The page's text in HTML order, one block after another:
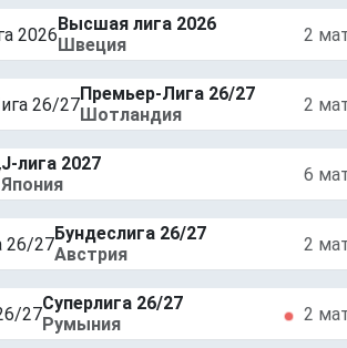
Высшая лига 2026
Швеция
2
Премьер-Лига 26/27
Шотландия
2
J-лига 2027
Япония
6
Бундеслига 26/27
Австрия
2
Суперлига 26/27
Румыния
2